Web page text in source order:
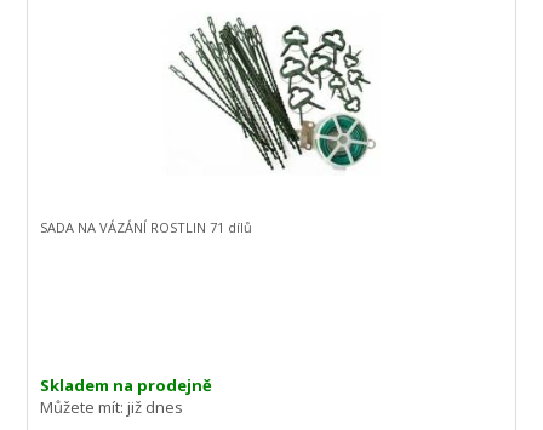
Skladem na prodejně
Můžete mít:již dnes
SADA NA VÁZÁNÍ ROSTLIN 71 dílů